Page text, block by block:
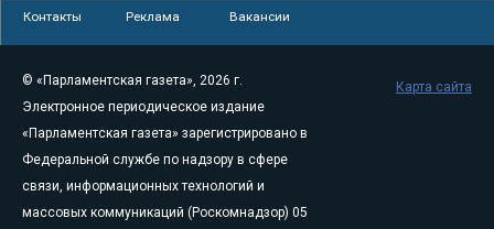
Контакты Реклама Вакансии
© «Парламентская газета», 2026 г.
Электронное периодическое издание
«Парламентская газета» зарегистрировано в
Федеральной службе по надзору в сфере
связи, информационных технологий и
массовых коммуникаций (Роскомнадзор) 05
Карта сайта